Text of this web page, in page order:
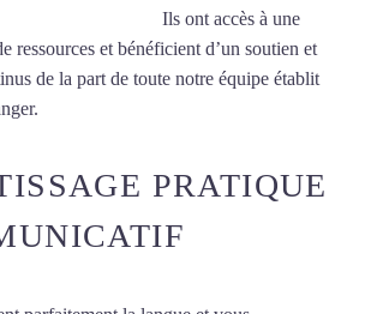
Ils ont accès à une
ressources et bénéficient d’un soutien et
de la part de toute notre équipe établit
PRATIQUE